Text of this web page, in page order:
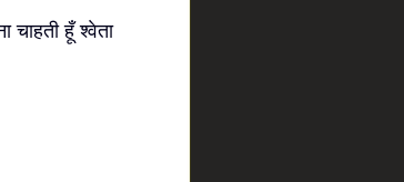
चाहती हूँ श्वेता